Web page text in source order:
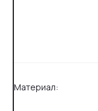
Материал: